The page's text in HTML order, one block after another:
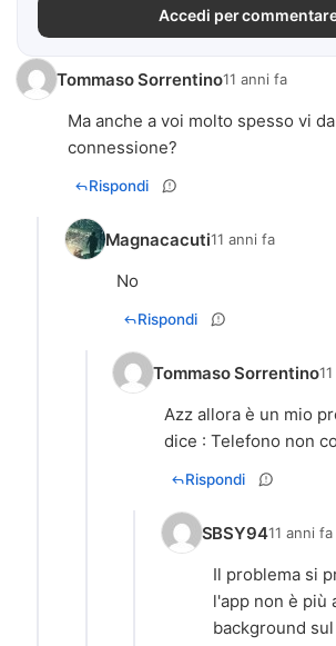
Accedi per
Tommaso Sorrentino11 anni fa
Ma anche a voi molto spesso vi
connessione?
Rispondi
Magnacacuti11 anni fa
No
Rispondi
Tommaso Sorrentino
Azz allora è un mio
dice : Telefono non
Rispondi
SBSY9411 anni fa
Il problema si
l'app non è più
background